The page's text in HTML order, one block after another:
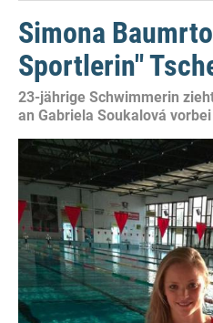
Simona
Sportlerin"
23-jährige Schwimmerin
an Gabriela Soukalová vorbei